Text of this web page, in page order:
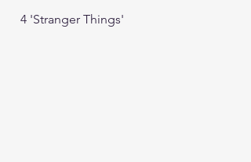
  4 'Stranger Things'